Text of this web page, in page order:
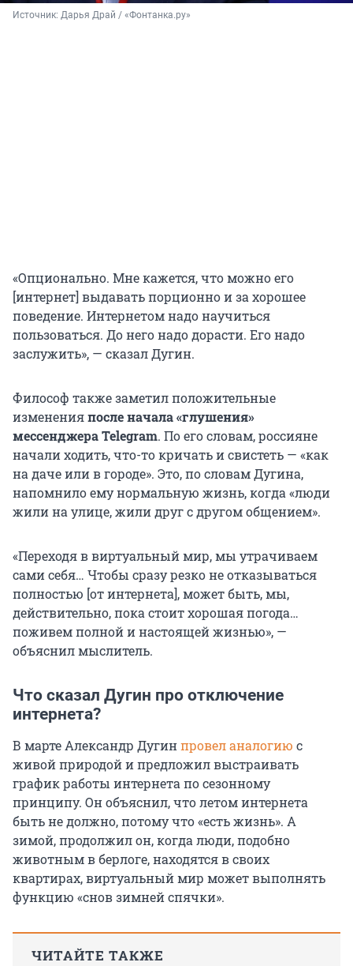
Источник: Дарья Драй / «Фонтанка.ру»
«Опционально. Мне кажется, что можно его
[интернет] выдавать порционно и за хорошее
поведение. Интернетом надо научиться
пользоваться. До него надо дорасти. Его надо
заслужить», — сказал Дугин.
Философ также заметил положительные
измененияпосле начала «глушения»
мессенджера Telegram. По его словам, россияне
начали ходить, что-то кричать и свистеть — «как
на даче или в городе». Это, по словам Дугина,
напомнило ему нормальную жизнь, когда «люди
жили на улице, жили друг с другом общением».
«Переходя в виртуальный мир, мы утрачиваем
сами себя… Чтобы сразу резко не отказываться
полностью [от интернета], может быть, мы,
действительно, пока стоит хорошая погода…
поживем полной и настоящей жизнью», —
объяснил мыслитель.
Что сказал Дугин про отключение
интернета?
В марте Александр Дугинпровел аналогию с
живой природой и предложил выстраивать
график работы интернета по сезонному
принципу. Он объяснил, что летом интернета
быть не должно, потому что «есть жизнь». А
зимой, продолжил он, когда люди, подобно
животным в берлоге, находятся в своих
квартирах, виртуальный мир может выполнять
функцию «снов зимней спячки».
ЧИТАЙТЕ ТАКЖЕ